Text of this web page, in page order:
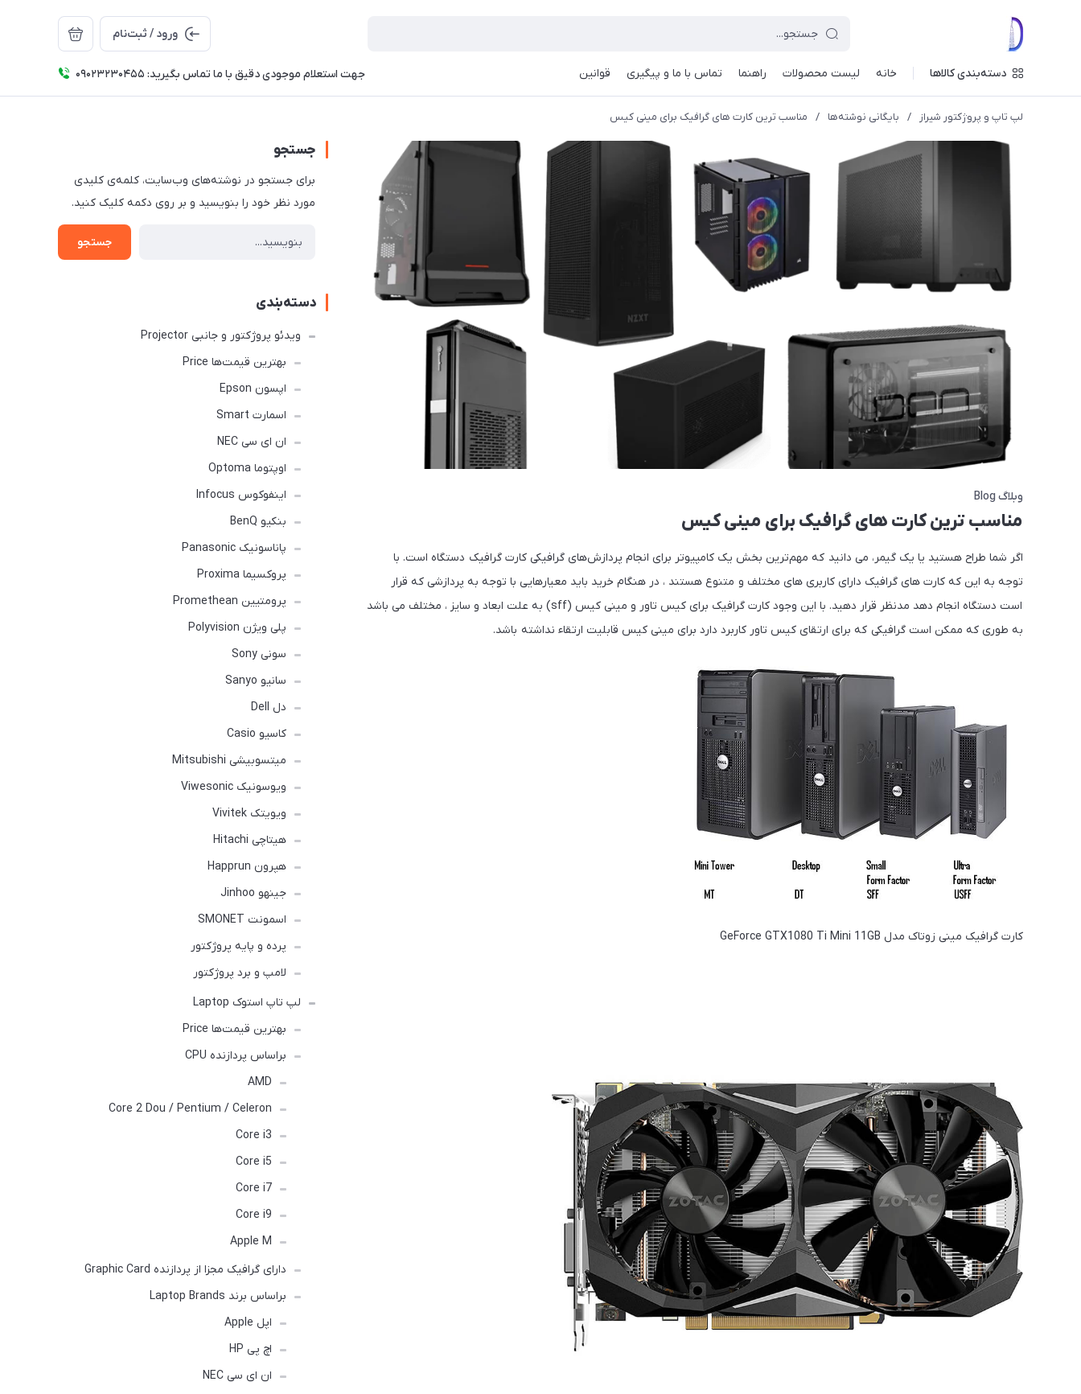
ورود / ثبت‌نام
دسته‌بندی کالاها خانه لیست محصولات راهنما تماس با ما و پیگیری قوانین جهت استعلام موجودی دقیق با ما تماس بگیرید: 09023230455
لپ تاپ و پروژکتور شیراز / بایگانی نوشته‌ها / مناسب ترین کارت های گرافیک برای مینی کیس
وبلاگ Blog
مناسب ترین کارت های گرافیک برای مینی کیس
اگر شما طراح هستید یا یک گیمر، می دانید که مهم‌ترین بخش یک کامپیوتر برای انجام پردازش‌های گرافیکی کارت گرافیک دستگاه است. با
توجه به این که کارت‌ های گرافیک دارای کاربری‌ های مختلف و متنوع هستند ، در هنگام خرید باید معیارهایی با توجه به پردازشی که قرار
است دستگاه انجام دهد مدنظر قرار دهید. با این وجود کارت گرافیک برای کیس تاور و مینی کیس (sff) به علت ابعاد و سایز ، مختلف می باشد
به طوری که ممکن است گرافیکی که برای ارتقای کیس تاور کاربرد دارد برای مینی کیس قابلیت ارتقاء نداشته باشد.
کارت گرافیک مینی زوتاک مدل GeForce GTX1080 Ti Mini 11GB
جستجو
برای جستجو در نوشته‌های وب‌سایت، کلمه‌ی کلیدی
مورد نظر خود را بنویسید و بر روی دکمه کلیک کنید.
جستجو
دسته‌بندی
ویدئو پروژکتور و جانبی Projector
بهترین قیمت‌ها Price
اپسون Epson
اسمارت Smart
ان ای سی NEC
اوپتوما Optoma
اینفوکوس Infocus
بنکیو BenQ
پاناسونیک Panasonic
پروکسیما Proxima
پرومتیین Promethean
پلی ویژن Polyvision
سونی Sony
سانیو Sanyo
دل Dell
کاسیو Casio
میتسوبیشی Mitsubishi
ویوسونیک Viwesonic
ویویتک Vivitek
هیتاچی Hitachi
هپرون Happrun
جینهو Jinhoo
اسمونت SMONET
پرده و پایه پروژکتور
لامپ و برد پروژکتور
لپ تاپ استوک Laptop
بهترین قیمت‌ها Price
براساس پردازنده CPU
AMD
Core 2 Dou / Pentium / Celeron
Core i3
Core i5
Core i7
Core i9
Apple M
دارای گرافیک مجزا از پردازنده Graphic Card
براساس برند Laptop Brands
اپل Apple
اچ پی HP
ان ای سی NEC